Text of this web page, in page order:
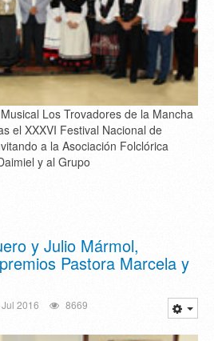
Los Trovadores de la Mancha
el XXXVI Festival Nacional de
a la Asociación Folclórica
y al Grupo
y Julio Mármol,
Pastora Marcela y
2016 8669